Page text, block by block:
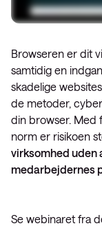
Browseren er dit
samtidig en
skadelige
de metoder,
din browser. Med
norm er risikoen
virksomhed uden
medarbejdernes
Se webinaret fra